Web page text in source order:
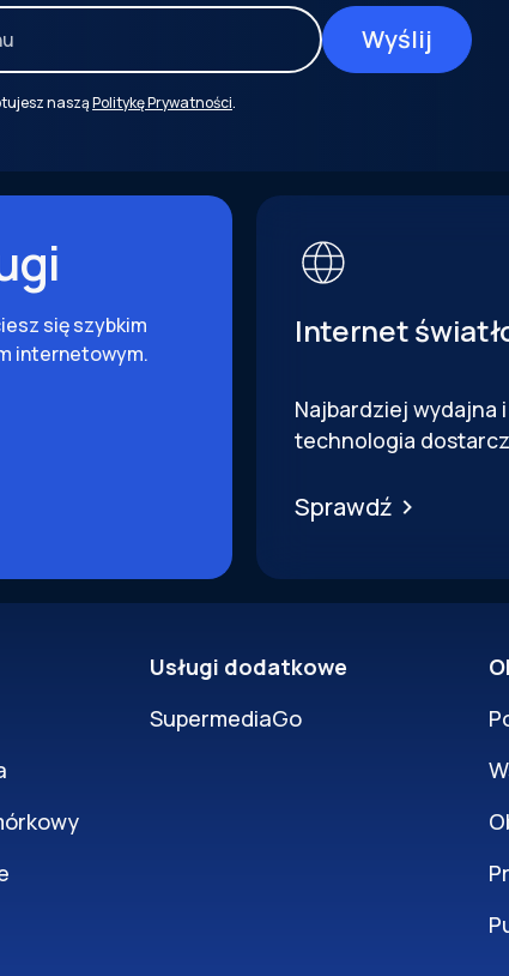
nasząPolitykę Prywatności.
się szybkim
internetowym.
Internet
Najbardziej wydajna
technologia
Sprawdź
Usługi dodatkowe
SupermediaGo